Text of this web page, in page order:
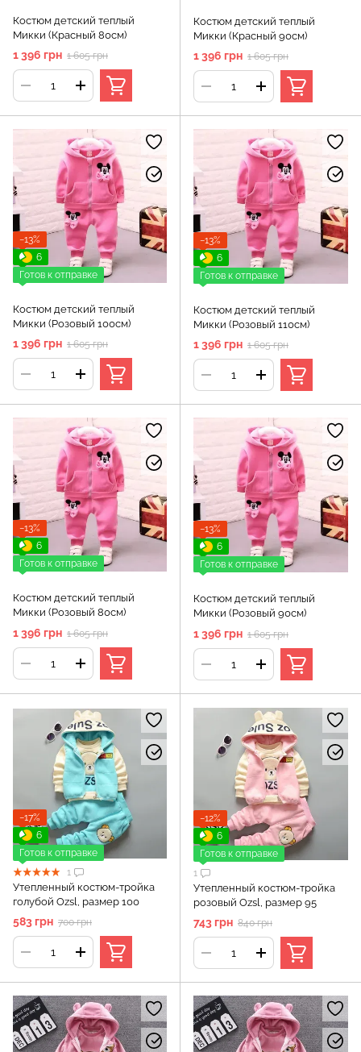
Костюм детский теплый
Микки (Красный 80см)
1 396 грн 1 605 грн
Костюм детский теплый
Микки (Красный 90см)
1 396 грн 1 605 грн
−13%
6
Готов к отправке
Костюм детский теплый
Микки (Розовый 100см)
1 396 грн 1 605 грн
−13%
6
Готов к отправке
Костюм детский теплый
Микки (Розовый 110см)
1 396 грн 1 605 грн
−13%
6
Готов к отправке
Костюм детский теплый
Микки (Розовый 80см)
1 396 грн 1 605 грн
−13%
6
Готов к отправке
Костюм детский теплый
Микки (Розовый 90см)
1 396 грн 1 605 грн
−17%
6
Готов к отправке
1
Утепленный костюм-тройка
голубой Ozsl, размер 100
583 грн 700 грн
−12%
6
Готов к отправке
1
Утепленный костюм-тройка
розовый Ozsl, размер 95
743 грн 840 грн